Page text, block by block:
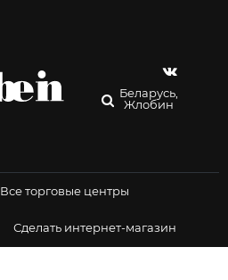
Беларусь,
Жлобин
Все торговые центры
Сделать интернет-магазин